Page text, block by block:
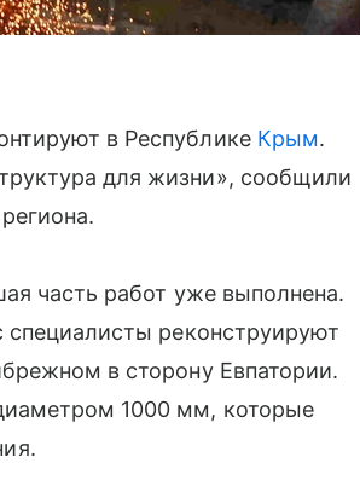
в Республике Крым.
для жизни», сообщили
часть работ уже выполнена.
реконструируют
в сторону Евпатории.
1000 мм, которые